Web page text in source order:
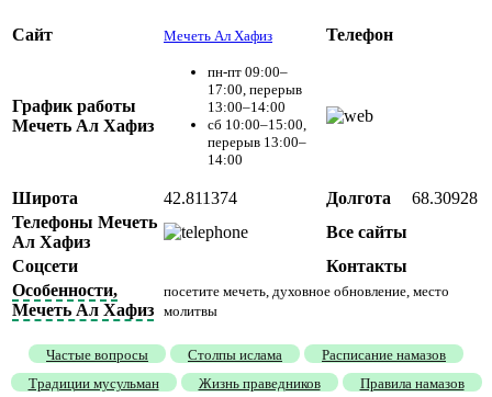
Сайт Мечеть Ал Хафиз Телефон
График работы
Мечеть Ал Хафиз
пн-пт 09:00–
17:00, перерыв
13:00–14:00
сб 10:00–15:00,
перерыв 13:00–
14:00
Широта 42.811374 Долгота
68.30928
Телефоны Мечеть
Ал Хафиз
Все сайты
Соцсети
Контакты
Особенности,
Мечеть Ал Хафиз
посетите мечеть, духовное обновление, место
молитвы
Частые вопросы Столпы ислама
Расписание намазов
Традиции мусульман
Жизнь праведников
Правила намазов